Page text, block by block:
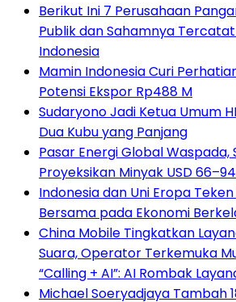
Berikut Ini 7 Perusahaan
Publik dan Sahamnya
Indonesia
Mamin Indonesia Curi
Potensi Ekspor Rp488 M
Sudaryono Jadi Ketua Umum
Dua Kubu yang Panjang
Pasar Energi Global Waspada,
Proyeksikan Minyak USD
Indonesia dan Uni Eropa
Bersama pada Ekonomi
China Mobile Tingkatkan
Suara, Operator Terkemuka
“Calling + AI”: AI Rombak
Michael Soeryadjaya Tambah